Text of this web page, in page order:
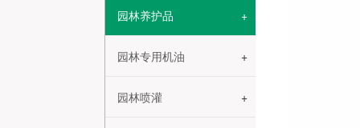
园林养护品
园林专用机油
园林喷灌